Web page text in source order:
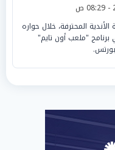
المحترفة، خلال حواره
"ملعب أون تايم"